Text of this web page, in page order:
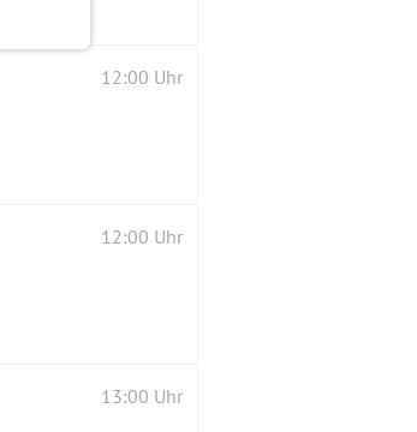
12:00 Uhr
12:00 Uhr
13:00 Uhr